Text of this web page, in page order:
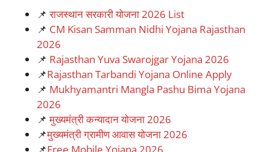
📌राजस्थान सरकारी योजना 2026 List
📌 CM Kisan Samman Nidhi Yojana Rajasthan
2026
📌 Rajasthan Yuva Swarojgar Yojana 2026
📌Rajasthan Tarbandi Yojana Online Apply
📌 Mukhyamantri Mangla Pashu Bima Yojana
2026
📌मुख्यमंत्री कन्यादान योजना 2026
📌मुख्यमंत्री ग्रामीण आवास योजना 2026
📌Free Mobile Yojana 2026